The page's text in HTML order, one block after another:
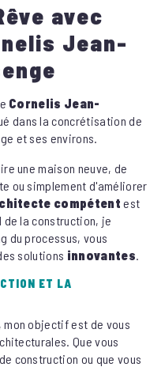
avec
Jean-
Cornelis Jean-
dans la concrétisation de
et ses environs.
une maison neuve, de
ou simplement d'améliorer
compétent est
la construction, je
du processus, vous
solutions innovantes.
ET LA
objectif est de vous
Que vous
construction ou que vous